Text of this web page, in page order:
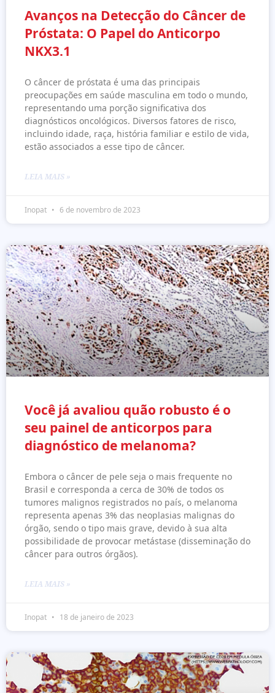
Avanços na Detecção do Câncer de
Próstata: O Papel do Anticorpo
NKX3.1
O câncer de próstata é uma das principais
preocupações em saúde masculina em todo o mundo,
representando uma porção significativa dos
diagnósticos oncológicos. Diversos fatores de risco,
incluindo idade, raça, história familiar e estilo de vida,
estão associados a esse tipo de câncer.
LEIA MAIS »
Inopat 6 de novembro de 2023
Você já avaliou quão robusto é o
seu painel de anticorpos para
diagnóstico de melanoma?
Embora o câncer de pele seja o mais frequente no
Brasil e corresponda a cerca de 30% de todos os
tumores malignos registrados no país, o melanoma
representa apenas 3% das neoplasias malignas do
órgão, sendo o tipo mais grave, devido à sua alta
possibilidade de provocar metástase (disseminação do
câncer para outros órgãos).
LEIA MAIS »
Inopat 18 de janeiro de 2023